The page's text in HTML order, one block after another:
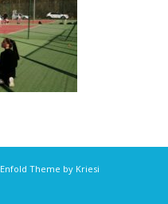
Enfold Theme by Kriesi